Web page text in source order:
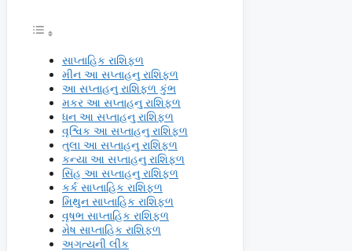
સાપ્તાહિક રાશિફળ
મીન આ સપ્તાહનુ રાશિફળ
આ સપ્તાહનુ રાશિફળ કુંભ
મકર આ સપ્તાહનુ રાશિફળ
ધન આ સપ્તાહનુ રાશિફળ
વૃશ્વિક આ સપ્તાહનુ રાશિફળ
તુલા આ સપ્તાહનુ રાશિફળ
કન્યા આ સપ્તાહનુ રાશિફળ
સિંહ આ સપ્તાહનુ રાશિફળ
કર્ક સાપ્તાહિક રાશિફળ
મિથુન સાપ્તાહિક રાશિફળ
વૃષભ સાપ્તાહિક રાશિફળ
મેષ સાપ્તાહિક રાશિફળ
અગત્યની લીંક